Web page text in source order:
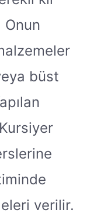
büst
verilir.